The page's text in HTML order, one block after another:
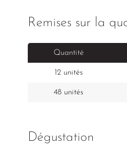
Remises sur la
Quantité
12 unités
48 unités
Dégustation